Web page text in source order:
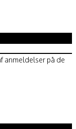
anmeldelser på de